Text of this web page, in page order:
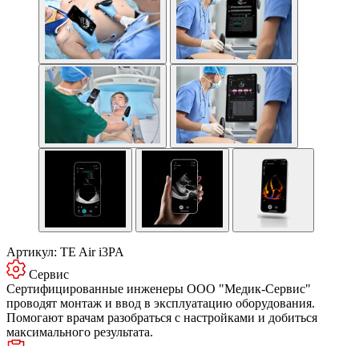
Артикул: TE Air i3PA
Сервис
Сертифицированные инженеры ООО "Медик-Сервис"
проводят монтаж и ввод в эксплуатацию оборудования.
Помогают врачам разобраться с настройками и добиться
максимального результата.